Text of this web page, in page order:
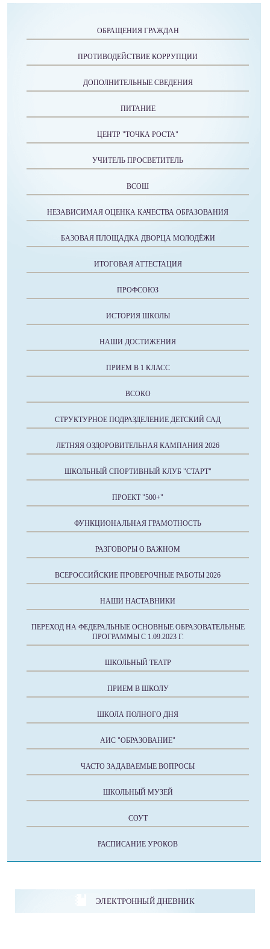
ОБРАЩЕНИЯ ГРАЖДАН
ПРОТИВОДЕЙСТВИЕ КОРРУПЦИИ
ДОПОЛНИТЕЛЬНЫЕ СВЕДЕНИЯ
ПИТАНИЕ
ЦЕНТР "ТОЧКА РОСТА"
УЧИТЕЛЬ ПРОСВЕТИТЕЛЬ
ВСОШ
НЕЗАВИСИМАЯ ОЦЕНКА КАЧЕСТВА ОБРАЗОВАНИЯ
БАЗОВАЯ ПЛОЩАДКА ДВОРЦА МОЛОДЁЖИ
ИТОГОВАЯ АТТЕСТАЦИЯ
ПРОФСОЮЗ
ИСТОРИЯ ШКОЛЫ
НАШИ ДОСТИЖЕНИЯ
ПРИЕМ В 1 КЛАСС
ВСОКО
СТРУКТУРНОЕ ПОДРАЗДЕЛЕНИЕ ДЕТСКИЙ САД
ЛЕТНЯЯ ОЗДОРОВИТЕЛЬНАЯ КАМПАНИЯ 2026
ШКОЛЬНЫЙ СПОРТИВНЫЙ КЛУБ "СТАРТ"
ПРОЕКТ "500+"
ФУНКЦИОНАЛЬНАЯ ГРАМОТНОСТЬ
РАЗГОВОРЫ О ВАЖНОМ
ВСЕРОССИЙСКИЕ ПРОВЕРОЧНЫЕ РАБОТЫ 2026
НАШИ НАСТАВНИКИ
ПЕРЕХОД НА ФЕДЕРАЛЬНЫЕ ОСНОВНЫЕ ОБРАЗОВАТЕЛЬНЫЕ
ПРОГРАММЫ С 1.09.2023 Г.
ШКОЛЬНЫЙ ТЕАТР
ПРИЕМ В ШКОЛУ
ШКОЛА ПОЛНОГО ДНЯ
АИС "ОБРАЗОВАНИЕ"
ЧАСТО ЗАДАВАЕМЫЕ ВОПРОСЫ
ШКОЛЬНЫЙ МУЗЕЙ
СОУТ
РАСПИСАНИЕ УРОКОВ
ЭЛЕКТРОННЫЙ ДНЕВНИК